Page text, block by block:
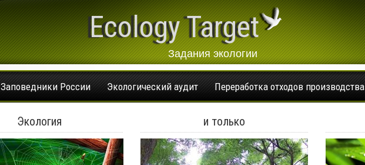
Ecology Target
Задания экологии
Заповедники России Экологический аудит Переработка отходов производства
Экология и только